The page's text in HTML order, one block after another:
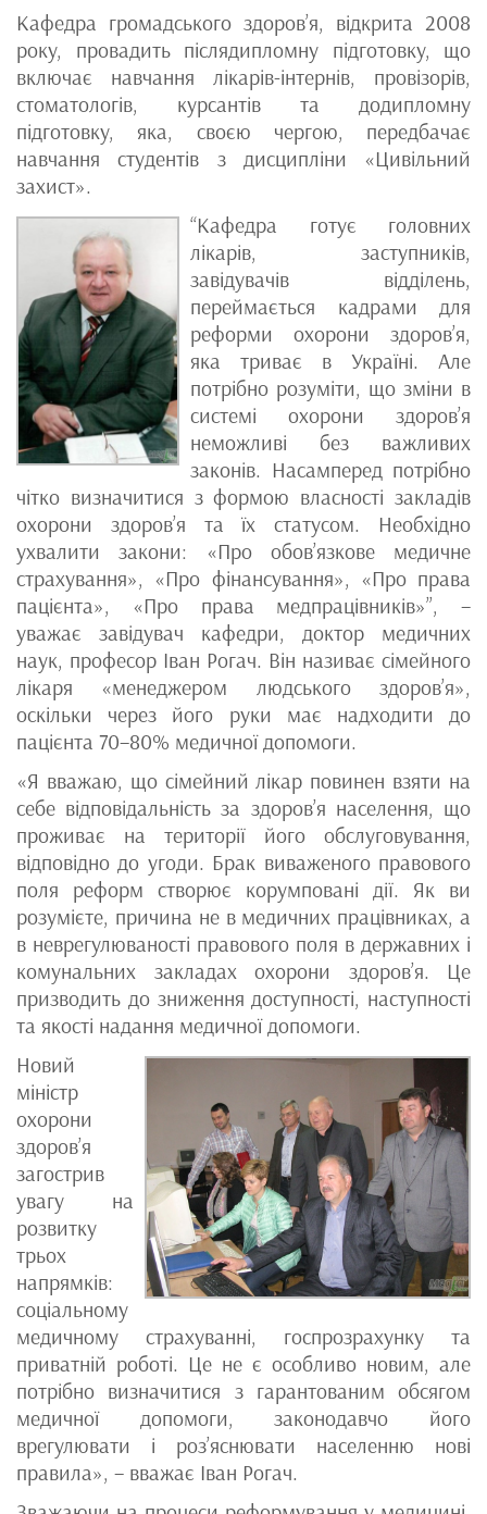
Кафедра громадського здоров’я, відкрита 2008
року, провадить післядипломну підготовку, що
включає навчання лікарів-інтернів, провізорів,
стоматологів, курсантів та додипломну
підготовку, яка, своєю чергою, передбачає
навчання студентів з дисципліни «Цивільний
захист».
“Кафедра готує головних
лікарів, заступників,
завідувачів відділень,
переймається кадрами для
реформи охорони здоров’я,
яка триває в Україні. Але
потрібно розуміти, що зміни в
системі охорони здоров’я
неможливі без важливих
законів. Насамперед потрібно
чітко визначитися з формою власності закладів
охорони здоров’я та їх статусом. Необхідно
ухвалити закони: «Про обов’язкове медичне
страхування», «Про фінансування», «Про права
пацієнта», «Про права медпрацівників»”, –
уважає завідувач кафедри, доктор медичних
наук, професор Іван Рогач. Він називає сімейного
лікаря «менеджером людського здоров’я»,
оскільки через його руки має надходити до
пацієнта 70–80% медичної допомоги.
«Я вважаю, що сімейний лікар повинен взяти на
себе відповідальність за здоров’я населення, що
проживає на території його обслуговування,
відповідно до угоди. Брак виваженого правового
поля реформ створює корумповані дії. Як ви
розумієте, причина не в медичних працівниках, а
в неврегулюваності правового поля в державних і
комунальних закладах охорони здоров’я. Це
призводить до зниження доступності, наступності
та якості надання медичної допомоги.
Новий
міністр
охорони
здоров’я
загострив
увагу на
розвитку
трьох
напрямків:
соціальному
медичному страхуванні, госпрозрахунку та
приватній роботі. Це не є особливо новим, але
потрібно визначитися з гарантованим обсягом
медичної допомоги, законодавчо його
врегулювати і роз’яснювати населенню нові
правила», – вважає Іван Рогач.